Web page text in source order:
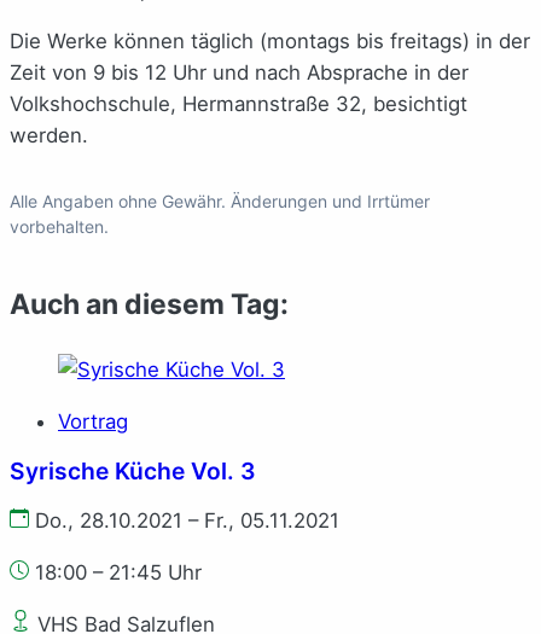
Die Werke können täglich (montags bis freitags) in der
Zeit von 9 bis 12 Uhr und nach Absprache in der
Volkshochschule, Hermannstraße 32, besichtigt
werden.
Alle Angaben ohne Gewähr. Änderungen und Irrtümer
vorbehalten.
Auch an diesem Tag:
Vortrag
Syrische Küche Vol. 3
Do., 28.10.2021 – Fr., 05.11.2021
18:00 – 21:45 Uhr
VHS Bad Salzuflen